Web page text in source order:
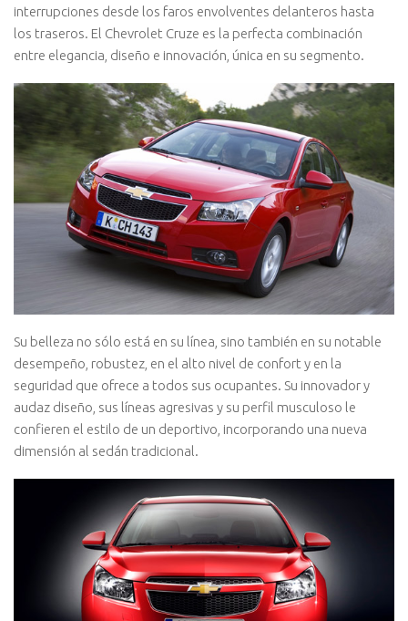
interrupciones desde los faros envolventes delanteros hasta
los traseros. El Chevrolet Cruze es la perfecta combinación
entre elegancia, diseño e innovación, única en su segmento.
Su belleza no sólo está en su línea, sino también en su notable
desempeño, robustez, en el alto nivel de confort y en la
seguridad que ofrece a todos sus ocupantes. Su innovador y
audaz diseño, sus líneas agresivas y su perfil musculoso le
confieren el estilo de un deportivo, incorporando una nueva
dimensión al sedán tradicional.